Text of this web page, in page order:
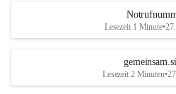
2230 Gänserndorf
Lesezeit 1 Minute•
Lesezeit 2 Minuten•